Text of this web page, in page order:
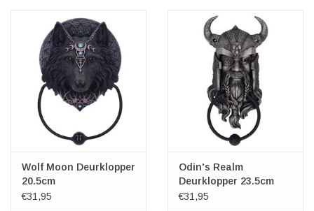
Wolf Moon Deurklopper
20.5cm
€31,95
Odin's Realm
Deurklopper 23.5cm
Nemesis Now
€31,95